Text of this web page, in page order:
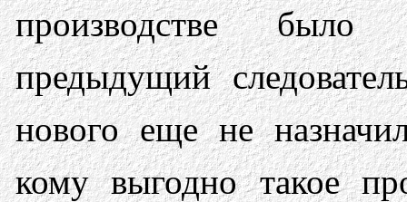
производстве было
предыдущий
нового еще не
кому выгодно такое